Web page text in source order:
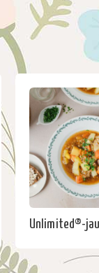
Unlimited®-